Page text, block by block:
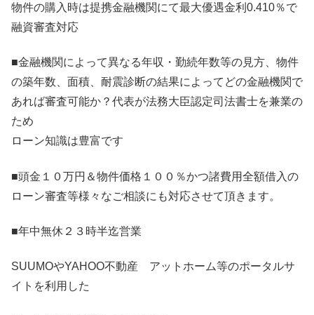
物件の購入時は提携金融機関にて最大優遇金利0.410％で
融資審査対応
■金融機関によって異なる年収・勤続年数等の見方、物件
の築年数、面積、耐震診断の結果によってどの金融機関で
あれば審査可能か？代表が法務大臣認定司法書士を兼業の
ため
ローン知識は豊富です
■頭金１０万円＆物件価格１００％かつ諸費用全額借入の
ローン審査等様々なご相談にも対応させて頂きます。
■年中無休２３時半迄営業
SUUMOやYAHOO不動産 アットホーム等のポータルサ
イトを利用した